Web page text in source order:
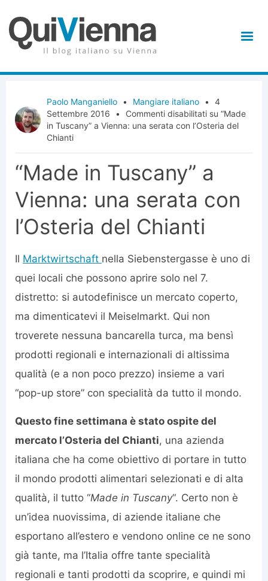
Paolo Manganiello • Mangiare italiano •
4
Settembre 2016
• Commenti disabilitati su “Made
in Tuscany” a Vienna: una serata con l’Osteria del
Chianti
“Made in Tuscany” a
Vienna: una serata con
l’Osteria del Chianti
Il Marktwirtschaft nella Siebenstergasse è uno di
quei locali che possono aprire solo nel 7.
distretto: si autodefinisce un mercato coperto,
ma dimenticatevi il Meiselmarkt. Qui non
troverete nessuna bancarella turca, ma bensì
prodotti regionali e internazionali di altissima
qualità (e a non poco prezzo) insieme a vari
“pop-up store” con specialità da tutto il mondo.
Questo fine settimana è stato ospite del
mercato l’Osteria del Chianti, una azienda
italiana che ha come obiettivo di portare in tutto
il mondo prodotti alimentari selezionati e di alta
qualità, il tutto “Made in Tuscany“. Certo non è
un’idea nuovissima, di aziende italiane che
esportano all’estero e vendono online ce ne sono
già tante, ma l’Italia offre tante specialità
regionali e tanti prodotti da scoprire, e quindi mi